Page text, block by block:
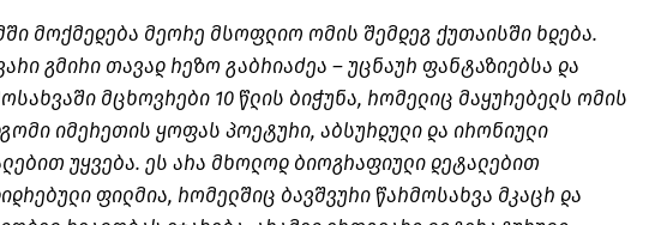
მოქმედება მეორე მსოფლიო ომის შემდეგ ქუთაისში ხდება.
გმირი თავად რეზო გაბრიაძეა – უცნაურ ფანტაზიებსა და
მცხოვრები 10 წლის ბიჭუნა, რომელიც მაყურებელს ომის
იმერეთის ყოფას პოეტური, აბსურდული და ირონიული
უყვება. ეს არა მხოლოდ ბიოგრაფიული დეტალებით
ფილმია, რომელშიც ბავშვური წარმოსახვა მკაცრ და